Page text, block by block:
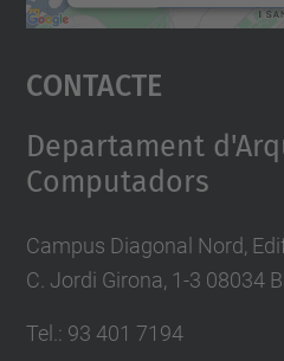
powered by
Contacte
Departament
Computadors
Campus Diagonal Nord,
C. Jordi Girona, 1-3 08034
Tel.: 93 401 7194